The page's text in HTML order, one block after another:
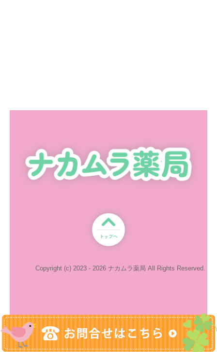
Copyright (c) 2023 - 2026 ナカムラ薬局 All Rights Reserved.